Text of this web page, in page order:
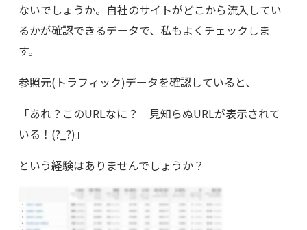
ないでしょうか。自社のサイトがどこから流入してい
るかが確認できるデータで、私もよくチェックしま
す。
参照元(トラフィック)データを確認していると、
「あれ？このURLなに？ 見知らぬURLが表示されて
いる！(?_?)」
という経験はありませんでしょうか？